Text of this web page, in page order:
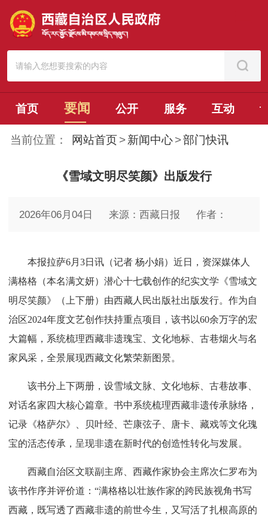
首页 要闻 公开 服务 互动
当前位置： 网站首页 > 新闻中心 >部门快讯
《雪域文明尽笑颜》出版发行
2026年06月04日 来源：西藏日报 作者：
本报拉萨6月3日讯（记者 杨小娟）近日，资深媒体人
满格格（本名满文妍）潜心十七载创作的纪实文学《雪域文
明尽笑颜》（上下册）由西藏人民出版社出版发行。作为自
治区2024年度文艺创作扶持重点项目，该书以60余万字的宏
大篇幅，系统梳理西藏非遗瑰宝、文化地标、古巷烟火与名
家风采，全景展现西藏文化繁荣新图景。
该书分上下两册，设雪域文脉、文化地标、古巷故事、
对话名家四大核心篇章。书中系统梳理西藏非遗传承脉络，
记录《格萨尔》、贝叶经、芒康弦子、唐卡、藏戏等文化瑰
宝的活态传承，呈现非遗在新时代的创造性转化与发展。
西藏自治区文联副主席、西藏作家协会主席次仁罗布为
该书作序并评价道：“满格格以壮族作家的跨民族视角书写
西藏，既写透了西藏非遗的前世今生，又写活了扎根高原的